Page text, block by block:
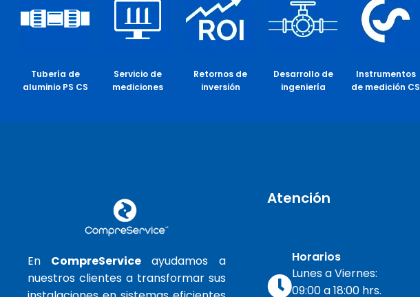
Tubería de
aluminio PS CS
Servicio de
mediciones
Retornos de
inversión
Desarrollo de
ingeniería
Instrumentos
de medición CS
En CompreService ayudamos a
nuestros clientes a transformar sus
Atención
Horarios
Lunes a Viernes:
09:00 a 18:00 hrs.